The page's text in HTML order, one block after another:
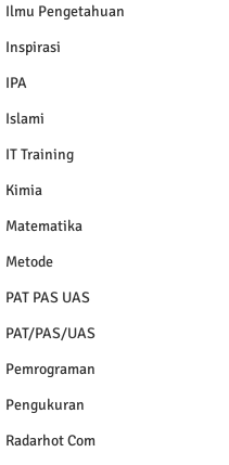
Ilmu Pengetahuan
Inspirasi
IPA
Islami
IT Training
Kimia
Matematika
Metode
PAT PAS UAS
PAT/PAS/UAS
Pemrograman
Pengukuran
Radarhot Com